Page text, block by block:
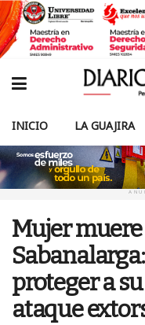
INICIO LA GUAJIRA
Mujer
proteger a
ataque